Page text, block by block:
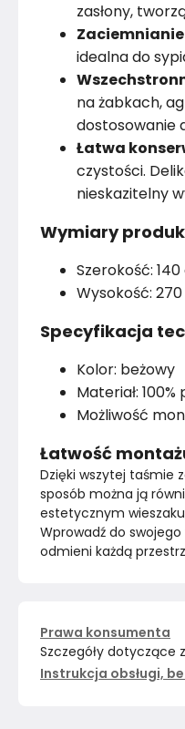
zasłony,
idealna do
na żabkach,
dostosowanie
Łatwa
czystości.
nieskazitelny
Wymiary
Szerokość:
Wysokość:
Specyfikacja
Kolor: beżowy
Materiał:
Możliwość
Łatwość
Dzięki wszytej taśmie
sposób można ją
estetycznym
Wprowadź do
odmieni każdą
Prawa konsumenta
Szczegóły dotyczące
Instrukcja obsługi,